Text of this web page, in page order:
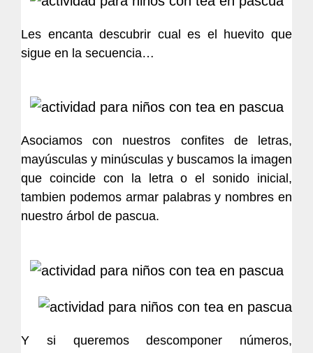
Les encanta descubrir cual es el huevito que
sigue en la secuencia…
Asociamos con nuestros confites de letras,
mayúsculas y minúsculas y buscamos la imagen
que coincide con la letra o el sonido inicial,
tambien podemos armar palabras y nombres en
nuestro árbol de pascua.
Y si queremos descomponer números,